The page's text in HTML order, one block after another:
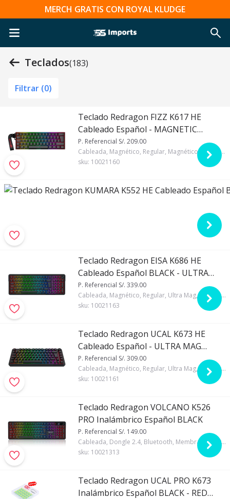
MERCH GRATIS CON ROYAL KLUDGE
Teclados(183)
Filtrar (0)
Teclado Redragon FIZZ K617 HE
Cableado Español - MAGNETIC
SWITCH
P. Referencial S/. 209.00
Cableada, Magnético, Regular, Magnético, 60%, Español, Redragon, RGB, Negro, Si, 8000 Hz
sku: 10021160
Teclado Redragon EISA K686 HE
Cableado Español BLACK - ULTRA
MAG MAGNETIC SWITCH
P. Referencial S/. 339.00
Cableada, Magnético, Regular, Ultra Mag, 96%, Español, Redragon, RGB, Negro, Si, 8000 Hz
sku: 10021163
Teclado Redragon UCAL K673 HE
Cableado Español - ULTRA MAG
MAGNETIC SWITCH
P. Referencial S/. 309.00
Cableada, Magnético, Regular, Ultra Mag, 75%, Español, Redragon, RGB, Negro, Si, 8000 Hz
sku: 10021161
Teclado Redragon VOLCANO K526
PRO Inalámbrico Español BLACK
P. Referencial S/. 149.00
Cableada, Dongle 2.4, Bluetooth, Membrana, 100%, Español, Redragon, RGB, Regular, Negro, Si, 4000mAh
sku: 10021313
Teclado Redragon UCAL PRO K673
Inalámbrico Español BLACK - RED